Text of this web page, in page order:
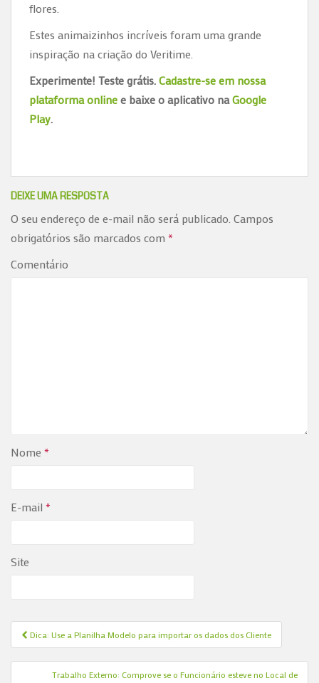
flores.
Estes animaizinhos incríveis foram uma grande
inspiração na criação do Veritime.
Experimente! Teste grátis.Cadastre-se em nossa
plataforma onlinee baixe o aplicativo naGoogle
Play.
DEIXE UMA RESPOSTA
O seu endereço de e-mail não será publicado. Campos
obrigatórios são marcados com *
Comentário
Nome *
E-mail *
Site
Navegação de Post
Dica: Use a Planilha Modelo para importar os dados dos Cliente
Trabalho Externo: Comprove se o Funcionário esteve no Local de